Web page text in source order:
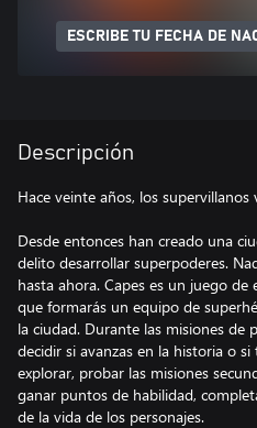
ESCRIBE TU FECHA DE
Descripción
Hace veinte años, los supervillanos
Desde entonces han creado una
delito desarrollar superpoderes.
hasta ahora. Capes es un juego
que formarás un equipo de
la ciudad. Durante las misiones de
decidir si avanzas en la historia o
explorar, probar las misiones
ganar puntos de habilidad,
de la vida de los personajes.